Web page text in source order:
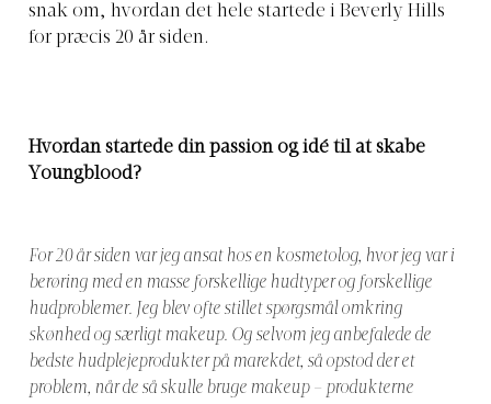
snak om, hvordan det hele startede i Beverly Hills
for præcis 20 år siden.
Hvordan startede din passion og idé til at skabe
Youngblood?
For 20 år siden var jeg ansat hos en kosmetolog, hvor jeg var i
berøring med en masse forskellige hudtyper og forskellige
hudproblemer. Jeg blev ofte stillet spørgsmål omkring
skønhed og særligt makeup. Og selvom jeg anbefalede de
bedste hudplejeprodukter på marekdet, så opstod der et
problem, når de så skulle bruge makeup – produkterne